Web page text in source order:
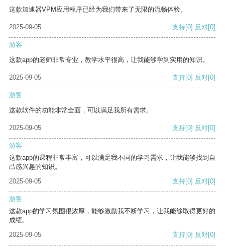
这款加速器VPM应用程序已经为我们带来了无限的流畅体验。
2025-09-05 支持[0] 反对[0]
游客
这款app的老师非常专业，教学水平很高，让我能够学到实用的知识。
2025-09-05 支持[0] 反对[0]
游客
这款软件的功能非常全面，可以满足我所有需求。
2025-09-05 支持[0] 反对[0]
游客
这款app的课程非常丰富，可以满足我不同的学习需求，让我能够找到自
己感兴趣的知识。
2025-09-05
支持[0] 反对[0]
游客
这款app的学习氛围很浓厚，能够激励我不断学习，让我能够取得更好的
成绩。
2025-09-05
支持[0] 反对[0]